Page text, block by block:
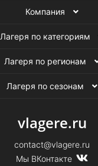
Компания
Лагеря по категориям
Лагеря по регионам
Лагеря по сезонам
vlagere.ru
contact@vlagere.ru
Мы ВКонтакте